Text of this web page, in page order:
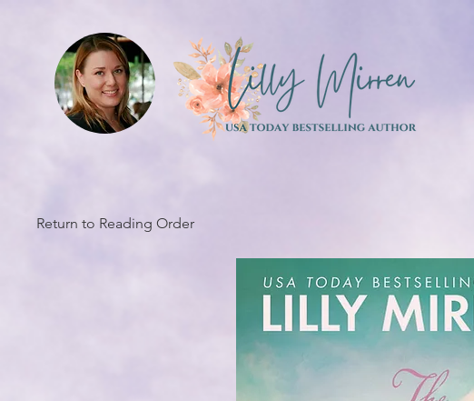
Return to Reading Order